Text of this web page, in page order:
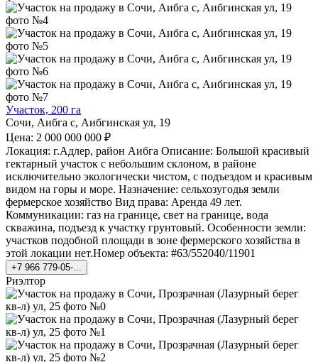
Участок, 200 га
Сочи, Аибга с, Аибгинская ул, 19
Цена: 2 000 000 000 ₽
Локация: г.Адлер, район Аибга Описание: Большой красивый
гектарный участок с небольшим склоном, в районе
исключительно экологически чистом, с подъездом и красивым
видом на горы и море. Назначение: сельхозугодья земли
фермерское хозяйство Вид права: Аренда 49 лет.
Коммуникации: газ на границе, свет на границе, вода
скважина, подъезд к участку грунтовый. Особенности земли:
участков подобной площади в зоне фермерского хозяйства в
этой локации нет.Номер объекта: #63/552040/11901
+7 966 779-05-...
Риэлтор